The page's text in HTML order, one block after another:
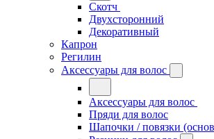
Скотч
Двухсторонний
Декоративный
Капрон
Регилин
Аксессуары для волос
Аксессуары для волос
Пряди для волос
Шапочки / повязки